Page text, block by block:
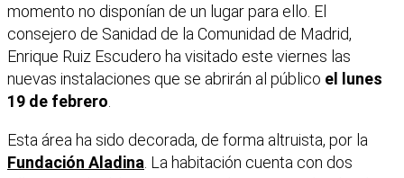
momento no disponían de un lugar para ello. El
consejero de Sanidad de la Comunidad de Madrid,
Enrique Ruiz Escudero ha visitado este viernes las
nuevas instalaciones que se abrirán al público el lunes
19 de febrero.
Esta área ha sido decorada, de forma altruista, por la
Fundación Aladina. La habitación cuenta con dos